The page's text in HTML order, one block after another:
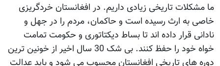
ما مشکلات تاريخی زيادی داريم. در افغانستان خردگريزی
خاصی به ارث رسيده است و حاکمان، مردم را در جهل و
نادانی قرار داده اند تا بساط ديکتاتوری و حکومت تمامت
خواه خود را حفظ کنند. بی شک 30 سال اخير از خونين ترين
دوره های تاريخی افغانستان محسوب می شود و بايد عدالت